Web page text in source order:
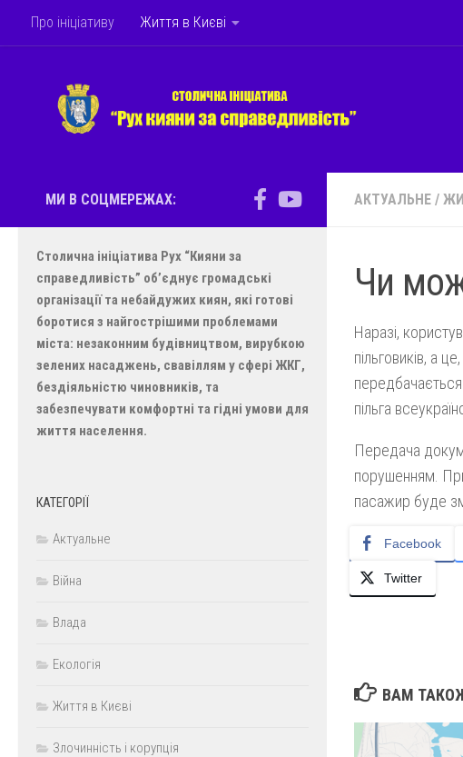
Skip to content
Про ініціативу Життя в Києві
АКТУАЛЬНЕ /
Чи
Наразі,
пільговиків, а
пільга
Передача
порушенням. При
пасажир буде
Facebook
Twitter
ВАМ
МИ В СОЦМЕРЕЖАХ:
Столична ініціатива Рух “Кияни за
справедливість” об’єднує громадські
організації та небайдужих киян, які готові
боротися з найгострішими проблемами
міста: незаконним будівництвом, вирубкою
зелених насаджень, свавіллям у сфері ЖКГ,
бездіяльністю чиновників, та
забезпечувати комфортні та гідні умови для
життя населення.
КАТЕГОРІЇ
Актуальне
Війна
Влада
Екологія
Життя в Києві
Злочинність і корупція